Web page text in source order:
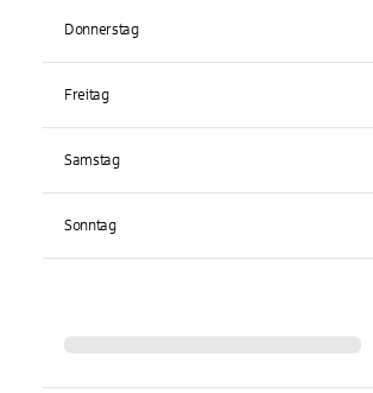
Donnerstag
Freitag
Samstag
Sonntag